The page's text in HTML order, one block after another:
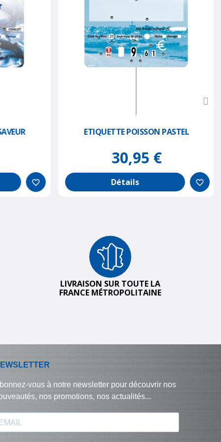
favorite_border
ETIQUETTE POISSON PASTEL
30,95 €
Détails favorite_border
LIVRAISON SUR TOUTE LA
FRANCE MÉTROPOLITAINE